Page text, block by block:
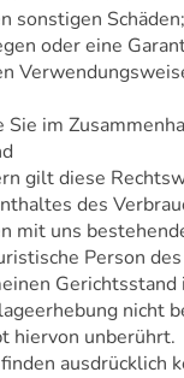
sonstigen Schäden;
oder eine
im
gilt diese
des
uns
Person
nicht
hiervon unberührt.
ausdrücklich